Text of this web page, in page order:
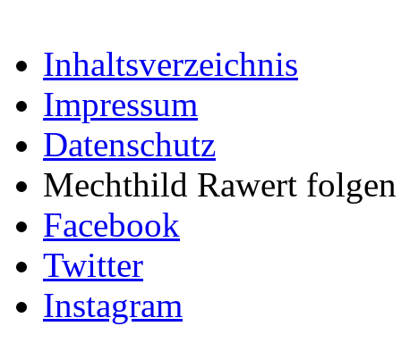
Inhaltsverzeichnis
Impressum
Datenschutz
Mechthild Rawert
Facebook
Twitter
Instagram